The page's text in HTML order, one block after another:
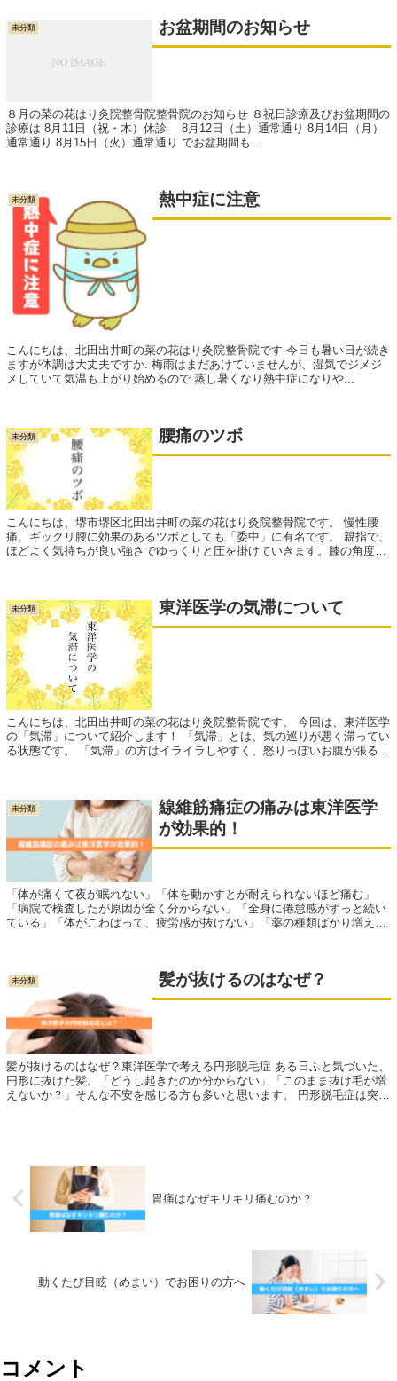
未分類 お盆期間のお知らせ
８月の菜の花はり灸院整骨院整骨院のお知らせ ８祝日診療及びお盆期間の
診療は 8月11日（祝・木）休診 8月12日（土）通常通り 8月14日（月）
通常通り 8月15日（火）通常通り でお盆期間も...
未分類 熱中症に注意
こんにちは、北田出井町の菜の花はり灸院整骨院です 今日も暑い日が続き
ますが体調は大丈夫ですか. 梅雨はまだあけていませんが、湿気でジメジ
メしていて気温も上がり始めるので 蒸し暑くなり熱中症になりや...
未分類 腰痛のツボ
こんにちは、堺市堺区北田出井町の菜の花はり灸院整骨院です。 慢性腰
痛、ギックリ腰に効果のあるツボとしても「委中」に有名です。 親指で、
ほどよく気持ちが良い強さでゆっくりと圧を掛けていきます。膝の角度に
未分類 東洋医学の気滞について
こんにちは、北田出井町の菜の花はり灸院整骨院です。 今回は、東洋医学
の「気滞」について紹介します！ 「気滞」とは、気の巡りが悪く滞ってい
る状態です。 「気滞」の方はイライラしやすく、怒りっぽいお腹が張る寝
未分類
線維筋痛症の痛みは東洋医学
が効果的！
「体が痛くて夜が眠れない」「体を動かすとが耐えられないほど痛む」
「病院で検査したが原因が全く分からない」「全身に倦怠感がずっと続い
ている」「体がこわばって、疲労感が抜けない」「薬の種類ばかり増えて
未分類 髪が抜けるのはなぜ？
髪が抜けるのはなぜ？東洋医学で考える円形脱毛症 ある日ふと気づいた、
円形に抜けた髪。「どうし起きたのか分からない」「このまま抜け毛が増
えないか？」そんな不安を感じる方も多いと思います。 円形脱毛症は突然
胃痛はなぜキリキリ痛むのか？
動くたび目眩（めまい）でお困りの方へ
コメント